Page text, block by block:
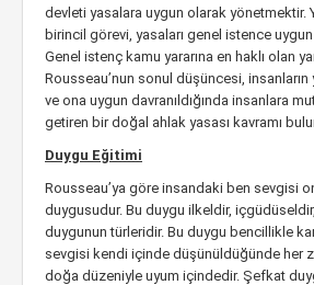
devleti yasalara uygun olarak yönetmektir.
birincil görevi, yasaları genel istence uygun
Genel istenç kamu yararına en haklı olan
Rousseau’nun sonul düşüncesi, insanların
ve ona uygun davranıldığında insanlara
getiren bir doğal ahlak yasası kavramı
Duygu Eğitimi
Rousseau’ya göre insandaki ben sevgisi
duygusudur. Bu duygu ilkeldir,
duygunun türleridir. Bu duygu bencillikle
sevgisi kendi içinde düşünüldüğünde her
doğa düzeniyle uyum içindedir. Şefkat